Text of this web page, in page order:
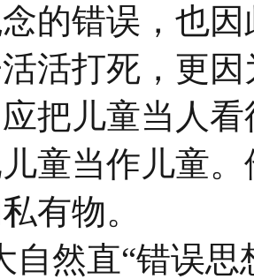
的错误，也
活打死，更
把儿童当人
童当作儿童
有物。
自然直“错误思